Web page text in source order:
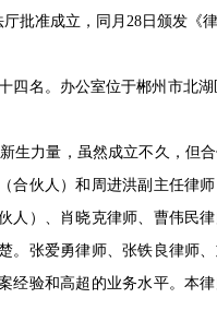
批准成立，同月 28 日颁发《
四名。办公室位于郴州市北
生力量，虽然成立不久，但
合伙人）和周进洪副主任律
人）、肖晓克律师、曹伟民
。张爱勇律师、张铁良律师
经验和高超的业务水平。本